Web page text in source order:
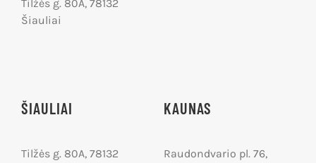
Tilžės g. 80A, 78132
Šiauliai
ŠIAULIAI
Tilžės g. 80A, 78132
KAUNAS
Raudondvario pl. 76,